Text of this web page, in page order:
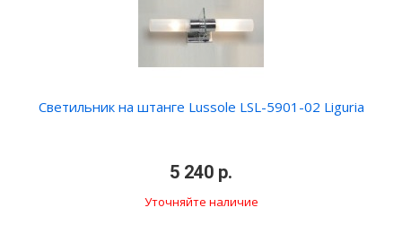
Светильник на штанге Lussole LSL-5901-02 Liguria
5 240 р.
Уточняйте наличие